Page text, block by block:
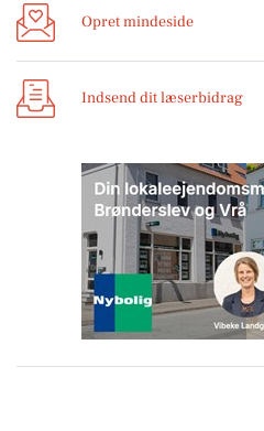
Opret mindeside
Indsend dit læserbidrag